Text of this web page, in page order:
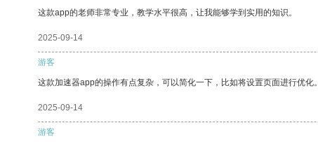
这款app的老师非常专业，教学水平很高，让我能够学到实用的知识。
2025-09-14
游客
这款加速器app的操作有点复杂，可以简化一下，比如将设置页面进行优化。
2025-09-14
游客